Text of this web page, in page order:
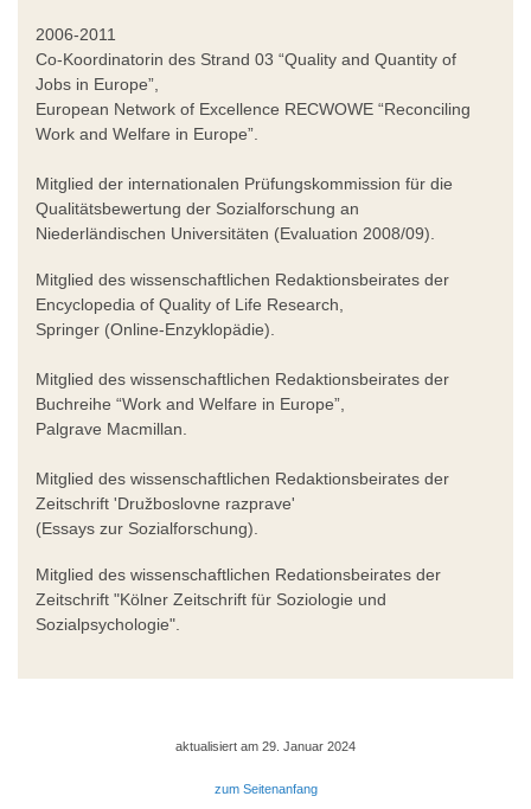
2006-2011
Co-Koordinatorin des Strand 03 “Quality and Quantity of
Jobs in Europe”,
European Network of Excellence RECWOWE “Reconciling
Work and Welfare in Europe”.
Mitglied der internationalen Prüfungskommission für die
Qualitätsbewertung der Sozialforschung an
Niederländischen Universitäten (Evaluation 2008/09).
Mitglied des wissenschaftlichen Redaktionsbeirates der
Encyclopedia of Quality of Life Research,
Springer (Online-Enzyklopädie).
Mitglied des wissenschaftlichen Redaktionsbeirates der
Buchreihe “Work and Welfare in Europe”,
Palgrave Macmillan.
Mitglied des wissenschaftlichen Redaktionsbeirates der
Zeitschrift 'Družboslovne razprave'
(Essays zur Sozialforschung).
Mitglied des wissenschaftlichen Redationsbeirates der
Zeitschrift "Kölner Zeitschrift für Soziologie und
Sozialpsychologie".
aktualisiert am 29. Januar 2024
zum Seitenanfang